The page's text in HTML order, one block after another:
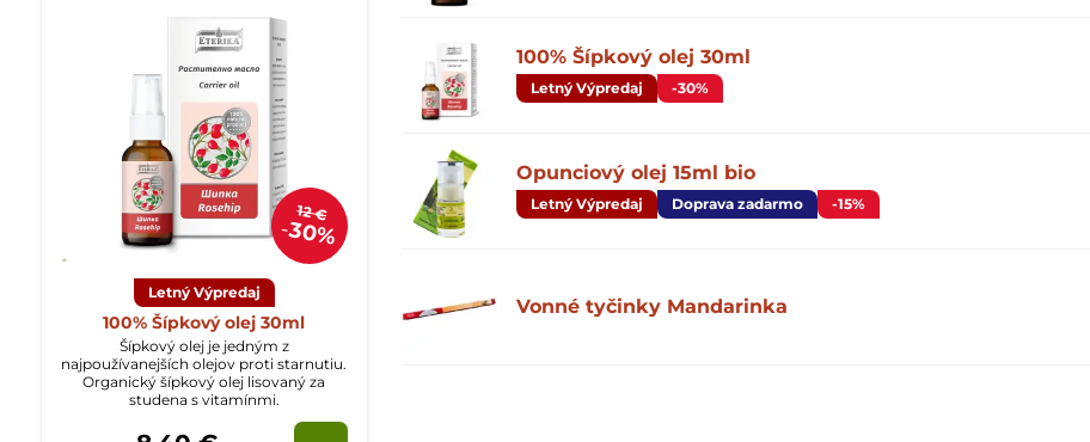
100% Šípkový olej 30ml
Letný Výpredaj -30%
Opunciový olej 15ml bio
Letný Výpredaj Doprava zadarmo -15%
Vonné tyčinky Mandarinka
12 €
30%
Letný Výpredaj
100% Šípkový olej 30ml
Šípkový olej je jedným z
najpoužívanejších olejov proti starnutiu.
Organický šípkový olej lisovaný za
studena s vitamínmi.